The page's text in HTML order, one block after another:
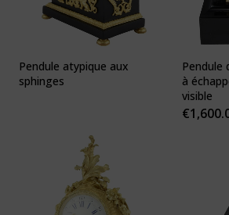
Pendule atypique aux
sphinges
Pendule
à
visible
€